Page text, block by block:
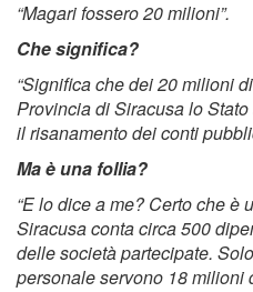
“Magari fossero 20 milioni”.
Che significa?
“Significa che dei 20 milioni
Provincia di Siracusa lo
il risanamento dei conti
Ma è una follia?
“E lo dice a me? Certo che è
Siracusa conta circa 500
delle società partecipate.
personale servono 18 milioni